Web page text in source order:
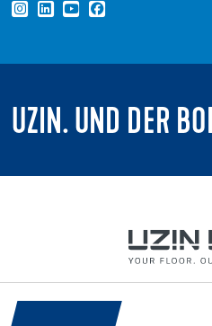
UZIN. UND DER